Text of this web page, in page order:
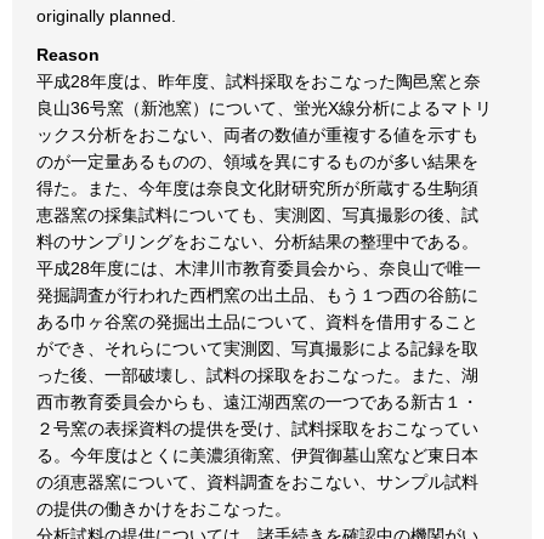
originally planned.
Reason
平成28年度は、昨年度、試料採取をおこなった陶邑窯と奈
良山36号窯（新池窯）について、蛍光X線分析によるマトリ
ックス分析をおこない、両者の数値が重複する値を示すも
のが一定量あるものの、領域を異にするものが多い結果を
得た。また、今年度は奈良文化財研究所が所蔵する生駒須
恵器窯の採集試料についても、実測図、写真撮影の後、試
料のサンプリングをおこない、分析結果の整理中である。
平成28年度には、木津川市教育委員会から、奈良山で唯一
発掘調査が行われた西椚窯の出土品、もう１つ西の谷筋に
ある巾ヶ谷窯の発掘出土品について、資料を借用すること
ができ、それらについて実測図、写真撮影による記録を取
った後、一部破壊し、試料の採取をおこなった。また、湖
西市教育委員会からも、遠江湖西窯の一つである新古１・
２号窯の表採資料の提供を受け、試料採取をおこなってい
る。今年度はとくに美濃須衛窯、伊賀御墓山窯など東日本
の須恵器窯について、資料調査をおこない、サンプル試料
の提供の働きかけをおこなった。